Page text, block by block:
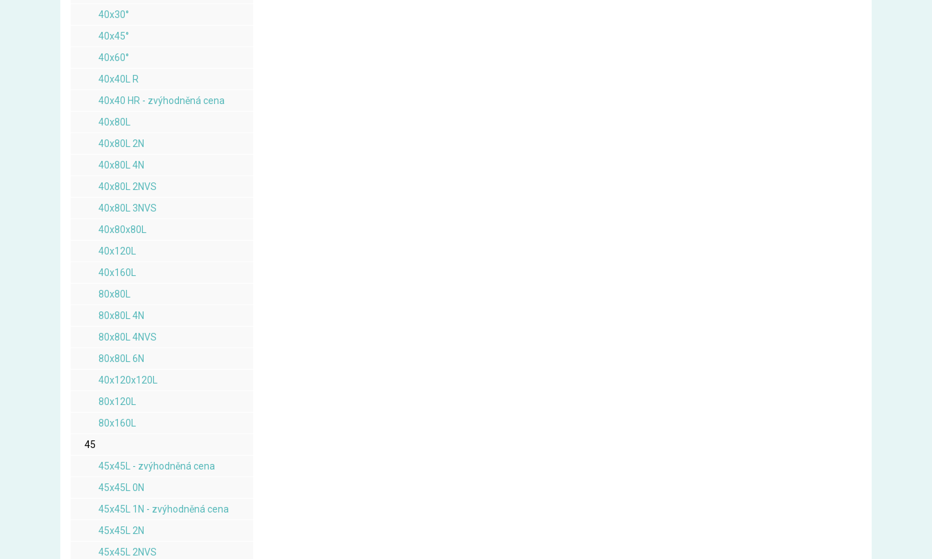
40x30°
40x45°
40x60°
40x40L R
40x40 HR - zvýhodněná cena
40x80L
40x80L 2N
40x80L 4N
40x80L 2NVS
40x80L 3NVS
40x80x80L
40x120L
40x160L
80x80L
80x80L 4N
80x80L 4NVS
80x80L 6N
40x120x120L
80x120L
80x160L
45
45x45L - zvýhodněná cena
45x45L 0N
45x45L 1N - zvýhodněná cena
45x45L 2N
45x45L 2NVS